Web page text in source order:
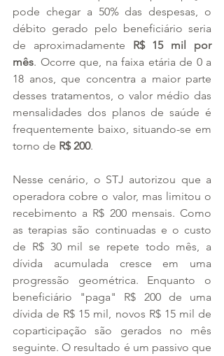
pode chegar a 50% das despesas, o
débito gerado pelo beneficiário seria
de aproximadamente R$ 15 mil por
mês. Ocorre que, na faixa etária de 0 a
18 anos, que concentra a maior parte
desses tratamentos, o valor médio das
mensalidades dos planos de saúde é
frequentemente baixo, situando-se em
torno de R$ 200.
Nesse cenário, o STJ autorizou que a
operadora cobre o valor, mas limitou o
recebimento a R$ 200 mensais. Como
as terapias são continuadas e o custo
de R$ 30 mil se repete todo mês, a
dívida acumulada cresce em uma
progressão geométrica. Enquanto o
beneficiário "paga" R$ 200 de uma
dívida de R$ 15 mil, novos R$ 15 mil de
coparticipação são gerados no mês
seguinte. O resultado é um passivo que